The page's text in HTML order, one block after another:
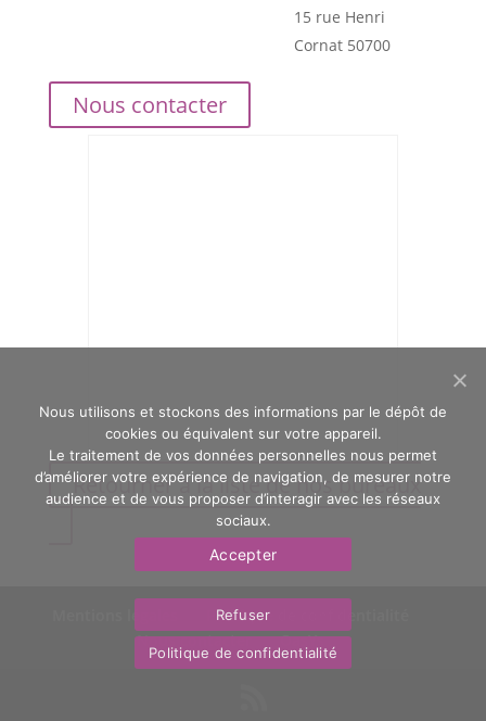
15 rue Henri
Cornat 50700
Nous contacter
Retourner à la liste de nos bureaux
Politique de confidentialité
Nous contacter
OasYs
Nous utilisons et stockons des informations par le dépôt de
cookies ou équivalent sur votre appareil.
Le traitement de vos données personnelles nous permet
d’améliorer votre expérience de navigation, de mesurer notre
audience et de vous proposer d’interagir avec les réseaux
sociaux.
Accepter
Refuser
Politique de confidentialité